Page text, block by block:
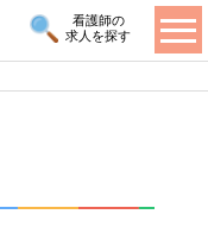
看護師の
求人を探す